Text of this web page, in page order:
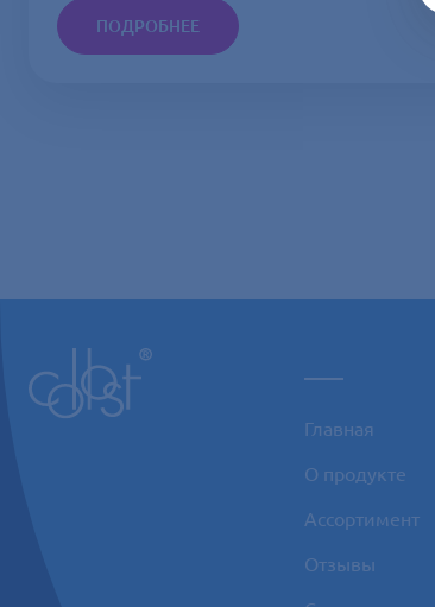
ПОДРОБНЕЕ
Главная
О продукте
Ассортимент
Отзывы